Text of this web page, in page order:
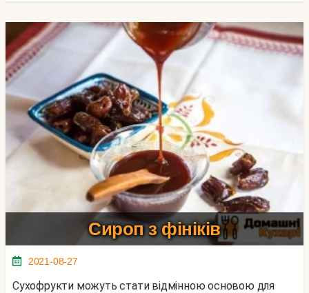
Сироп з фініків
2021-08-27
Сухофрукти можуть стати відмінною основою для